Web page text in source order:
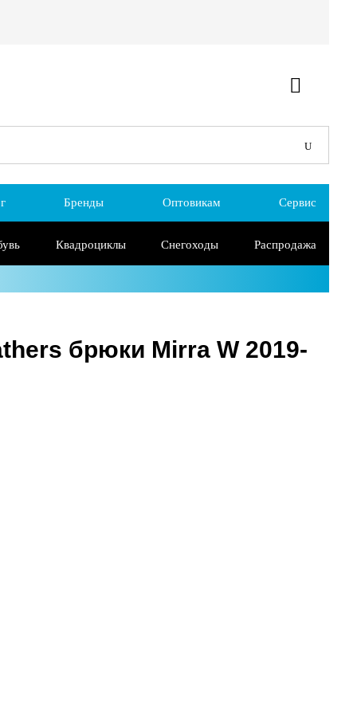
Бренды Оптовикам Сервис
Квадроциклы Снегоходы Распродажа
брюки Mirra W 2019-